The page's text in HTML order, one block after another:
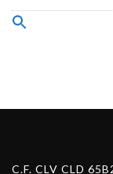
Search
C.F. CLV CLD